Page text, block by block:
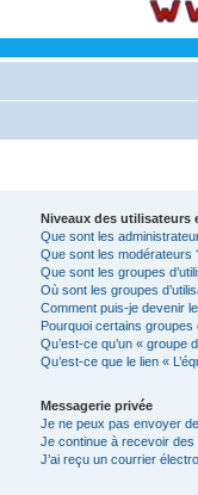
Niveaux des utilisateurs
Que sont les
Que sont les modérateurs
Que sont les groupes
Où sont les groupes
Comment puis-je devenir
Pourquoi certains groupes
Qu’est-ce qu’un « groupe
Qu’est-ce que le lien «
Messagerie privée
Je ne peux pas envoyer
Je continue à recevoir
J’ai reçu un courrier